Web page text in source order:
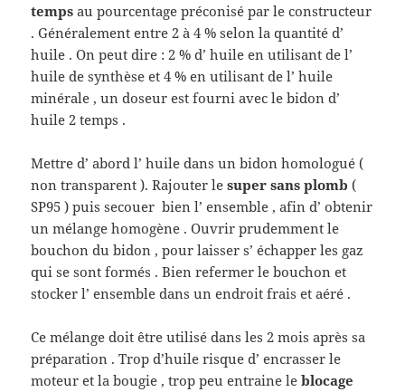
temps au pourcentage préconisé par le constructeur
. Généralement entre 2 à 4 % selon la quantité d’
huile . On peut dire : 2 % d’ huile en utilisant de l’
huile de synthèse et 4 % en utilisant de l’ huile
minérale , un doseur est fourni avec le bidon d’
huile 2 temps .
Mettre d’ abord l’ huile dans un bidon homologué (
non transparent ). Rajouter lesuper sans plomb (
SP95 ) puis secouer bien l’ ensemble , afin d’ obtenir
un mélange homogène . Ouvrir prudemment le
bouchon du bidon , pour laisser s’ échapper les gaz
qui se sont formés . Bien refermer le bouchon et
stocker l’ ensemble dans un endroit frais et aéré .
Ce mélange doit être utilisé dans les 2 mois après sa
préparation . Trop d’huile risque d’ encrasser le
moteur et la bougie , trop peu entraine leblocage